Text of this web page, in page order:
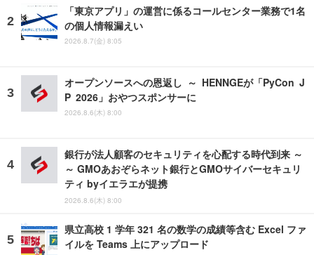
「東京アプリ」の運営に係るコールセンター業務で1名
の個人情報漏えい
2026.8.7(金) 8:05
オープンソースへの恩返し ～ HENNGEが「PyCon J
P 2026」おやつスポンサーに
2026.8.6(木) 8:00
銀行が法人顧客のセキュリティを心配する時代到来 ～
～ GMOあおぞらネット銀行とGMOサイバーセキュリ
ティ byイエラエが提携
2026.8.6(木) 8:00
県立高校 1 学年 321 名の数学の成績等含む Excel ファ
イルを Teams 上にアップロード